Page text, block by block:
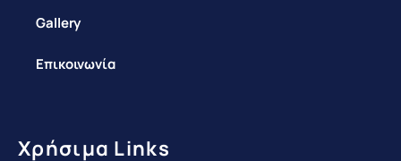
Gallery
Επικοινωνία
Χρήσιμα Links